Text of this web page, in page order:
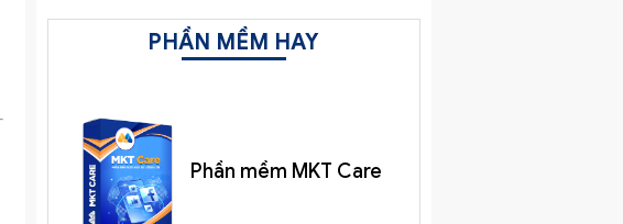
PHẦN MỀM HAY
Phần mềm MKT Care